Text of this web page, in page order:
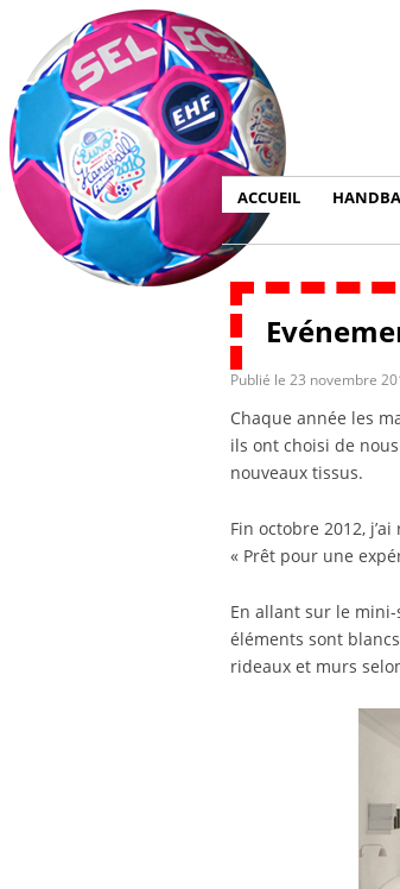
ACCUEIL
Publié le 23 novembre
Chaque année les
ils ont choisi de
nouveaux tissus.
Fin octobre 2012,
« Prêt pour une
En allant sur le
éléments sont
rideaux et murs